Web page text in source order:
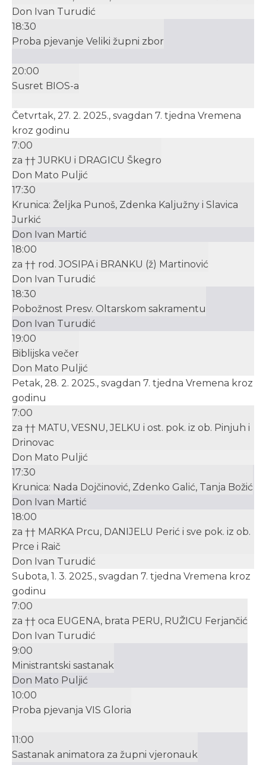
Don Ivan Turudić
18:30
Proba pjevanje Veliki župni zbor
20:00
Susret BIOS-a
Četvrtak, 27. 2. 2025., svagdan 7. tjedna Vremena
kroz godinu
7:00
za †† JURKU i DRAGICU Škegro
Don Mato Puljić
17:30
Krunica: Željka Punoš, Zdenka Kaljužny i Slavica
Jurkić
Don Ivan Martić
18:00
za †† rod. JOSIPA i BRANKU (ž) Martinović
Don Ivan Turudić
18:30
Pobožnost Presv. Oltarskom sakramentu
Don Ivan Turudić
19:00
Biblijska večer
Don Mato Puljić
Petak, 28. 2. 2025., svagdan 7. tjedna Vremena kroz
godinu
7:00
za †† MATU, VESNU, JELKU i ost. pok. iz ob. Pinjuh i
Drinovac
Don Mato Puljić
17:30
Krunica: Nada Dojčinović, Zdenko Galić, Tanja Božić
Don Ivan Martić
18:00
za †† MARKA Prcu, DANIJELU Perić i sve pok. iz ob.
Prce i Raič
Don Ivan Turudić
Subota, 1. 3. 2025., svagdan 7. tjedna Vremena kroz
godinu
7:00
za †† oca EUGENA, brata PERU, RUŽICU Ferjančić
Don Ivan Turudić
9:00
Ministrantski sastanak
Don Mato Puljić
10:00
Proba pjevanja VIS Gloria
11:00
Sastanak animatora za župni vjeronauk